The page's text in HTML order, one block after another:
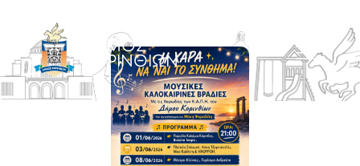
ΔΗΜΟΣ
ΚΟΡΙΝΘΙΩΝ